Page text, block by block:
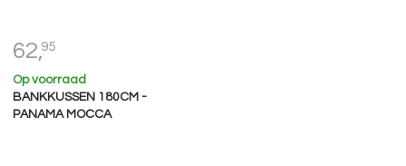
62,95
Op voorraad
BANKKUSSEN 180CM -
PANAMA MOCCA